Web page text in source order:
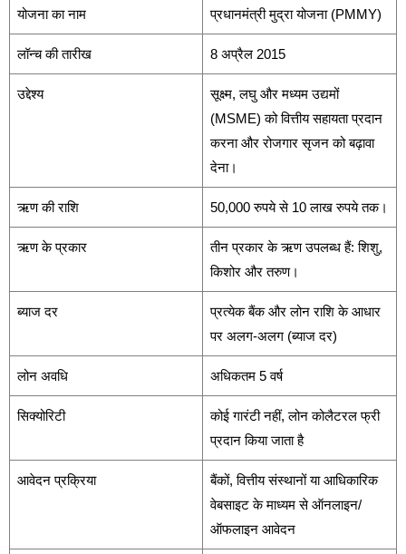
योजना का नाम प्रधानमंत्री मुद्रा योजना (PMMY)
लॉन्च की तारीख 8 अप्रैल 2015
उद्देश्य
सूक्ष्म, लघु और मध्यम उद्यमों
(MSME) को वित्तीय सहायता प्रदान
करना और रोजगार सृजन को बढ़ावा
देना।
ऋण की राशि 50,000 रुपये से 10 लाख रुपये तक।
ऋण के प्रकार
तीन प्रकार के ऋण उपलब्ध हैं: शिशु,
किशोर और तरुण।
ब्याज दर
प्रत्येक बैंक और लोन राशि के आधार
पर अलग-अलग (ब्याज दर)
लोन अवधि अधिकतम 5 वर्ष
सिक्योरिटी
कोई गारंटी नहीं, लोन कोलैटरल फ्री
प्रदान किया जाता है
आवेदन प्रक्रिया
बैंकों, वित्तीय संस्थानों या आधिकारिक
वेबसाइट के माध्यम से ऑनलाइन/
ऑफलाइन आवेदन